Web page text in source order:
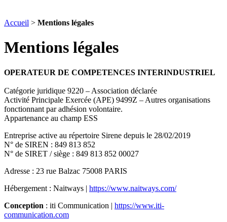
Accueil > Mentions légales
Mentions légales
OPERATEUR DE COMPETENCES INTERINDUSTRIEL
Catégorie juridique 9220 – Association déclarée
Activité Principale Exercée (APE) 9499Z – Autres organisations
fonctionnant par adhésion volontaire.
Appartenance au champ ESS
Entreprise active au répertoire Sirene depuis le 28/02/2019
N° de SIREN : 849 813 852
N° de SIRET / siège : 849 813 852 00027
Adresse : 23 rue Balzac 75008 PARIS
Hébergement : Naitways | https://www.naitways.com/
Conception : iti Communication | https://www.iti-
communication.com